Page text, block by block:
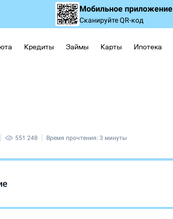
Мобильное приложение
Сканируйте QR-код
Кредиты Займы Карты Ипотека
551 248 Время прочтения: 3 минуты